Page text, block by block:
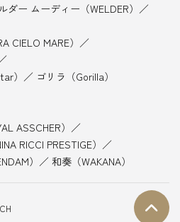
ダー ムーディー（WELDER）
CIELO MARE）
）
ゴリラ（Gorilla）
ASSCHER）
RICCI PRESTIGE）
）
和奏（WAKANA）